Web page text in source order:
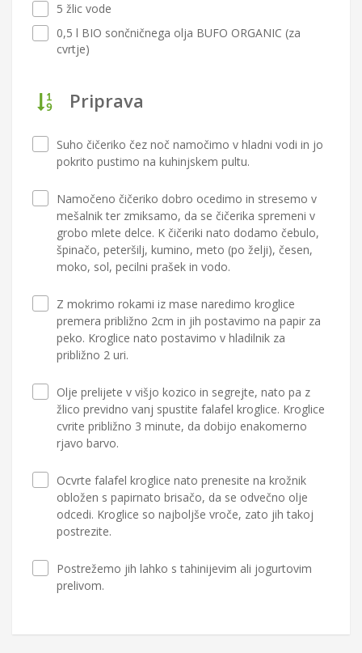
5 žlic vode
0,5 l BIO sončničnega olja BUFO ORGANIC (za
cvrtje)
Priprava
Suho čičeriko čez noč namočimo v hladni vodi in jo
pokrito pustimo na kuhinjskem pultu.
Namočeno čičeriko dobro ocedimo in stresemo v
mešalnik ter zmiksamo, da se čičerika spremeni v
grobo mlete delce. K čičeriki nato dodamo čebulo,
špinačo, peteršilj, kumino, meto (po želji), česen,
moko, sol, pecilni prašek in vodo.
Z mokrimo rokami iz mase naredimo kroglice
premera približno 2cm in jih postavimo na papir za
peko. Kroglice nato postavimo v hladilnik za
približno 2 uri.
Olje prelijete v višjo kozico in segrejte, nato pa z
žlico previdno vanj spustite falafel kroglice. Kroglice
cvrite približno 3 minute, da dobijo enakomerno
rjavo barvo.
Ocvrte falafel kroglice nato prenesite na krožnik
obložen s papirnato brisačo, da se odvečno olje
odcedi. Kroglice so najboljše vroče, zato jih takoj
postrezite.
Postrežemo jih lahko s tahinijevim ali jogurtovim
prelivom.